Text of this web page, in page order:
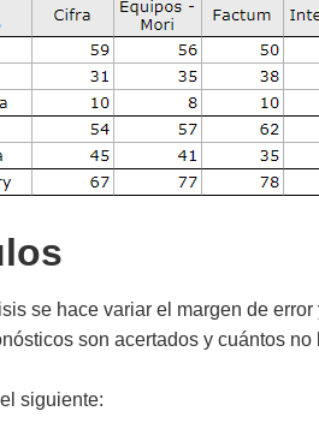
se hace variar el margen de
son acertados y cuántos no
siguiente: